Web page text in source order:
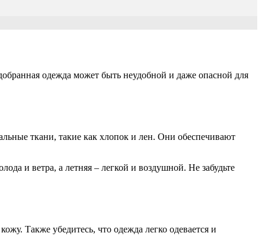
одежда может быть неудобной и даже опасной для
ткани, такие как хлопок и лен. Они обеспечивают
и ветра, а летняя – легкой и воздушной. Не забудьте
Также убедитесь, что одежда легко одевается и